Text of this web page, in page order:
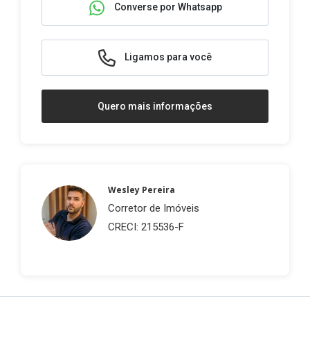
Converse por Whatsapp
Ligamos para você
Quero mais informações
Wesley Pereira
Corretor de Imóveis
CRECI: 215536-F